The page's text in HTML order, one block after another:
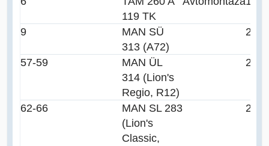
119 TK
9
MAN SÜ
313 (A72)
2004
57-59
MAN ÜL
314 (Lion's
Regio, R12)
2007
62-66
MAN SL 283
(Lion's
Classic,
2007